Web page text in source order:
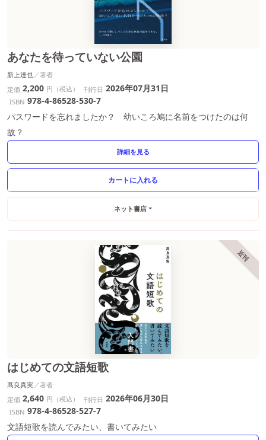
あなたを待っていない公園
新上達也
定価 2,200 円（税込） 刊行日 2026年07月31日
ISBN 978-4-86528-530-7
パスワードを忘れましたか？ 幼いころ鳩に名前をつけたのは何
故？
詳細を見る
ネット書店
近刊
はじめての文語短歌
髙良真実
定価 2,640 円（税込） 刊行日 2026年06月30日
ISBN 978-4-86528-527-7
文語短歌を読んでみたい、書いてみたい